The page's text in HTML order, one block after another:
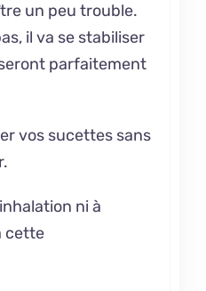
un peu trouble.
il va se stabiliser
parfaitement
vos sucettessans
ni à
cette